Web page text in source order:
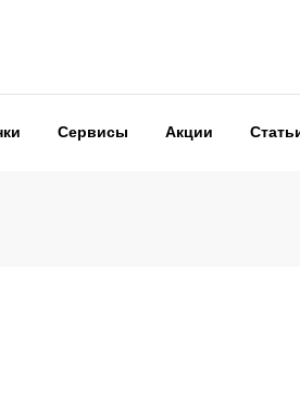
Сервисы Акции